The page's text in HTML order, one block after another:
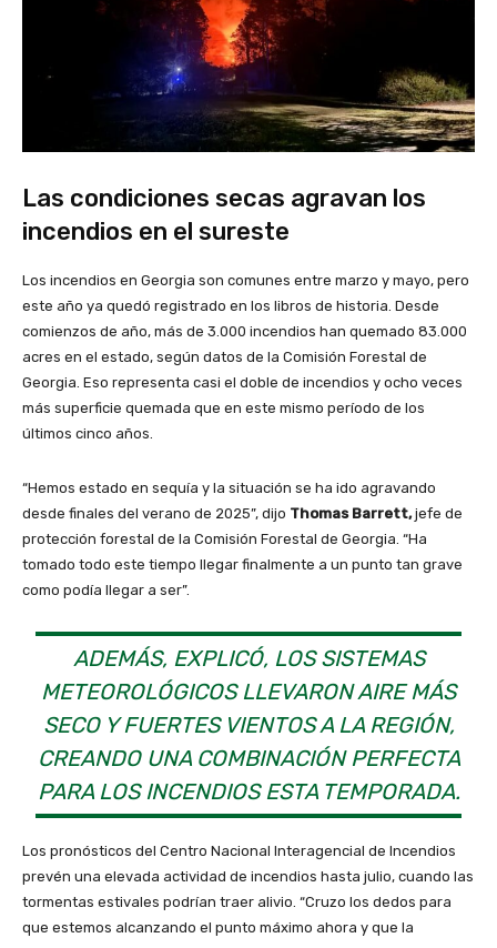
Las condiciones secas agravan los
incendios en el sureste
Los incendios en Georgia son comunes entre marzo y mayo, pero
este año ya quedó registrado en los libros de historia. Desde
comienzos de año, más de 3.000 incendios han quemado 83.000
acres en el estado, según datos de la Comisión Forestal de
Georgia. Eso representa casi el doble de incendios y ocho veces
más superficie quemada que en este mismo período de los
últimos cinco años.
“Hemos estado en sequía y la situación se ha ido agravando
desde finales del verano de 2025”, dijo Thomas Barrett,jefe de
protección forestal de la Comisión Forestal de Georgia. “Ha
tomado todo este tiempo llegar finalmente a un punto tan grave
como podía llegar a ser”.
ADEMÁS, EXPLICÓ, LOS SISTEMAS
METEOROLÓGICOS LLEVARON AIRE MÁS
SECO Y FUERTES VIENTOS A LA REGIÓN,
CREANDO UNA COMBINACIÓN PERFECTA
PARA LOS INCENDIOS ESTA TEMPORADA.
Los pronósticos del Centro Nacional Interagencial de Incendios
prevén una elevada actividad de incendios hasta julio, cuando las
tormentas estivales podrían traer alivio. “Cruzo los dedos para
que estemos alcanzando el punto máximo ahora y que la